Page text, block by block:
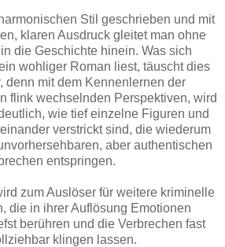
Stil geschrieben und mit
klaren Ausdruck gleitet man ohne
die Geschichte hinein. Was sich
wohliger Roman liest, täuscht dies
denn mit dem Kennenlernen der
flink wechselnden Perspektiven, wird
wie tief einzelne Figuren und
verstrickt sind, die wiederum
aber authentischen
entspringen.
zum Auslöser für weitere kriminelle
die in ihrer Auflösung Emotionen
berühren und die Verbrechen fast
klingen lassen.